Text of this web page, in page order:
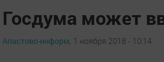
Госдума может
Апастово-информ, 1 ноября 2018 - 10:14